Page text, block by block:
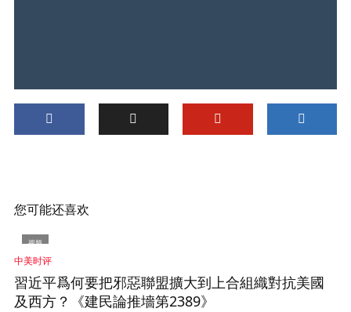
您可能还喜欢
视频
中美时评
習近平爲何要把邪惡聯盟擴大到上合組織對抗美國
及西方？《建民論推墻第2389》